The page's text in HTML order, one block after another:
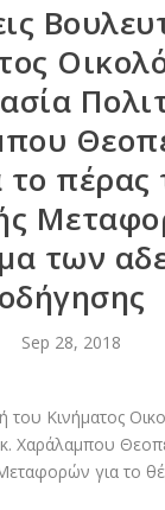
το πέρας
των
οδήγησης
Sep 28, 2018